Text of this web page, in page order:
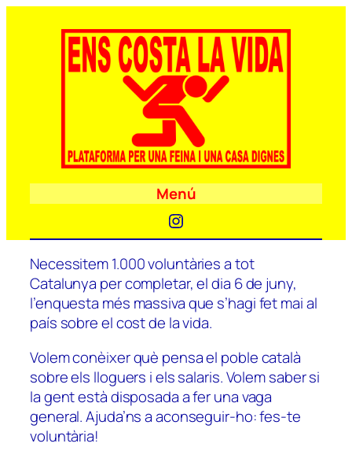
Menú
Instagram
Necessitem 1.000 voluntàries a tot
Catalunya per completar, el dia 6 de juny,
l’enquesta més massiva que s’hagi fet mai al
país sobre el cost de la vida.
Volem conèixer què pensa el poble català
sobre els lloguers i els salaris. Volem saber si
la gent està disposada a fer una vaga
general. Ajuda’ns a aconseguir-ho: fes-te
voluntària!